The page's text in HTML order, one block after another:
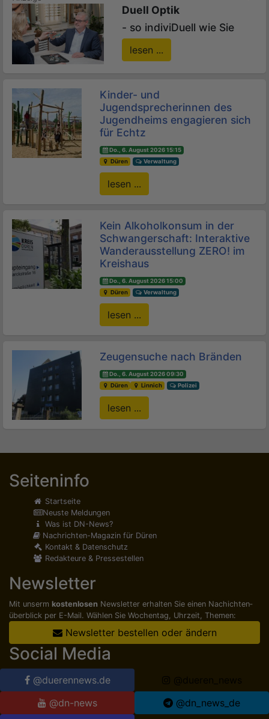
Duell Optik
- so indiviDuell wie Sie
lesen ...
Kinder- und
Jugendsprecherinnen des
Jugendheims engagieren sich
für Echtz
Do., 6. August 2026 15:15
Düren
Verwaltung
lesen ...
Kein Alkoholkonsum in der
Schwangerschaft: Interaktive
Wanderausstellung ZERO! im
Kreishaus
Do., 6. August 2026 15:00
Düren
Verwaltung
lesen ...
Zeugensuche nach Bränden
Do., 6. August 2026 09:30
Düren
Linnich Polizei
lesen ...
Seiteninfo
Startseite
Neuste Meldungen
Was ist DN-News?
Nachrichten-Magazin für Düren
Kontakt & Datenschutz
Redakteure & Pressestellen
Newsletter
Mit unserm kostenlosen Newsletter erhalten Sie einen Nachichten­
überblick per E-Mail. Wählen Sie Wochentag, Uhrzeit, Themen:
Newsletter bestellen oder ändern
Social Media
@duerennews.de
@dn-news
@dn_news_de